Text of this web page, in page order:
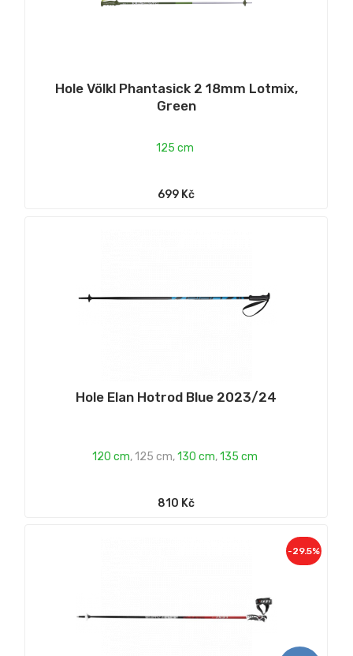
Hole Völkl Phantasick 2 18mm Lotmix,
Green
125 cm
699 Kč
Hole Elan Hotrod Blue 2023/24
120 cm, 125 cm,130 cm,135 cm
810 Kč
-29.5%